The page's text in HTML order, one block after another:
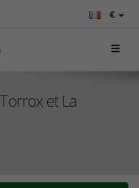
€
et La